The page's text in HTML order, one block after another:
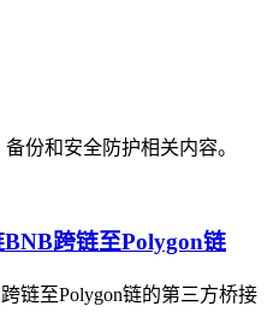
份和安全防护相关内容。
跨链至Polygon链
链至Polygon链的第三方桥接